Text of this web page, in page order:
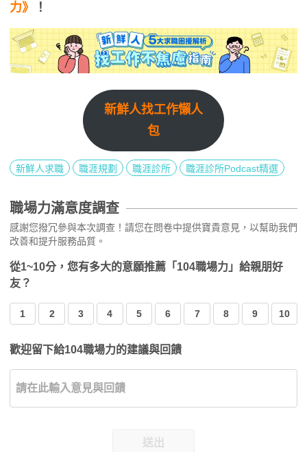
力》
！
新鮮人找工作懶人
包
新鮮人求職 職涯規劃 職涯診所 職涯診所Podcast精選
職場力滿意度調查
感謝您撥冗參與本次調查！請您在問卷中提供寶貴意見，以幫助我們
改善和提升服務品質。
從1~10分，您有多大的意願推薦「104職場力」給親朋好
友？
1 2 3 4 5 6 7 8 9 10
歡迎留下給104職場力的建議與回饋
送出